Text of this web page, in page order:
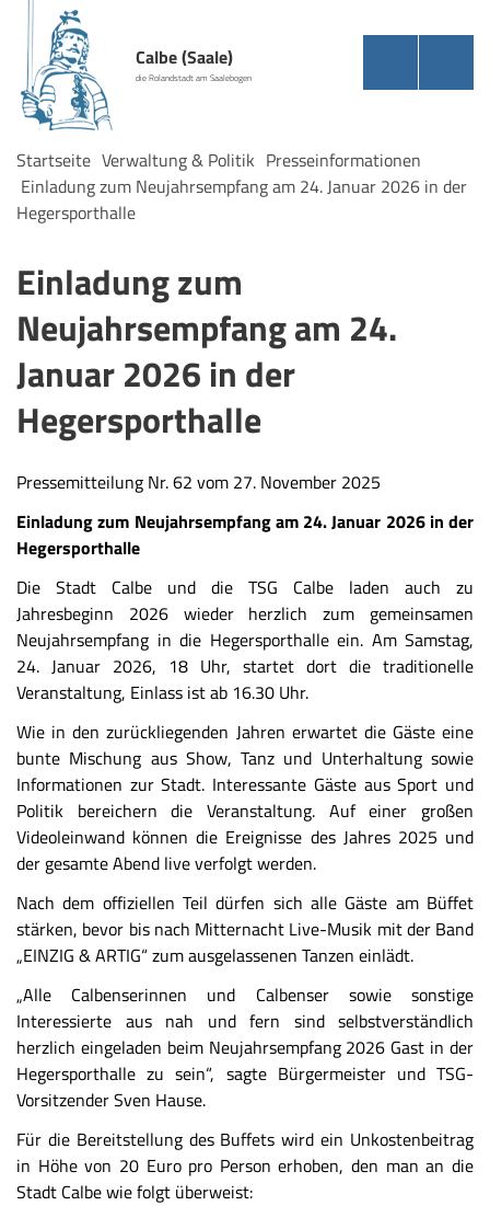
Calbe (Saale)
die Rolandstadt am Saalebogen
Startseite Verwaltung & Politik Presseinformationen
Einladung zum Neujahrsempfang am 24. Januar 2026 in der
Hegersporthalle
Einladung zum
Neujahrsempfang am 24.
Januar 2026 in der
Hegersporthalle
Pressemitteilung Nr. 62 vom 27. November 2025
Einladung zum Neujahrsempfang am 24. Januar 2026 in der
Hegersporthalle
Die Stadt Calbe und die TSG Calbe laden auch zu
Jahresbeginn 2026 wieder herzlich zum gemeinsamen
Neujahrsempfang in die Hegersporthalle ein. Am Samstag,
24. Januar 2026, 18 Uhr, startet dort die traditionelle
Veranstaltung, Einlass ist ab 16.30 Uhr.
Wie in den zurückliegenden Jahren erwartet die Gäste eine
bunte Mischung aus Show, Tanz und Unterhaltung sowie
Informationen zur Stadt. Interessante Gäste aus Sport und
Politik bereichern die Veranstaltung. Auf einer großen
Videoleinwand können die Ereignisse des Jahres 2025 und
der gesamte Abend live verfolgt werden.
Nach dem offiziellen Teil dürfen sich alle Gäste am Büffet
stärken, bevor bis nach Mitternacht Live-Musik mit der Band
„EINZIG & ARTIG“ zum ausgelassenen Tanzen einlädt.
„Alle Calbenserinnen und Calbenser sowie sonstige
Interessierte aus nah und fern sind selbstverständlich
herzlich eingeladen beim Neujahrsempfang 2026 Gast in der
Hegersporthalle zu sein“, sagte Bürgermeister und TSG-
Vorsitzender Sven Hause.
Für die Bereitstellung des Buffets wird ein Unkostenbeitrag
in Höhe von 20 Euro pro Person erhoben, den man an die
Stadt Calbe wie folgt überweist: